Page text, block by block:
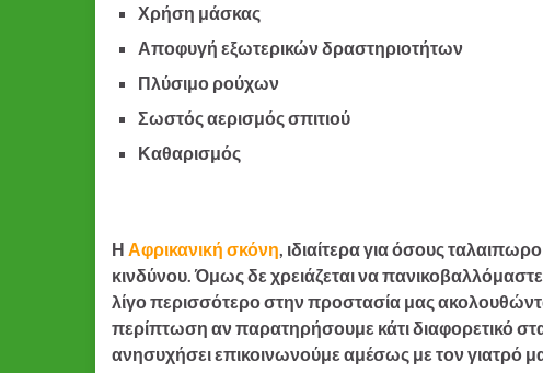
Χρήση μάσκας
Αποφυγή εξωτερικών δραστηριοτήτων
Πλύσιμο ρούχων
Σωστός αερισμός σπιτιού
Καθαρισμός
Η Αφρικανική σκόνη, ιδιαίτερα για όσους
κινδύνου. Όμως δε χρειάζεται να
λίγο περισσότερο στην προστασία μας
περίπτωση αν παρατηρήσουμε κάτι διαφορετικό
ανησυχήσει επικοινωνούμε αμέσως με τον γιατρό